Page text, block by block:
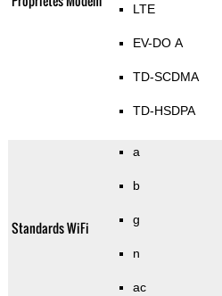
LTE
EV-DO A
TD-SCDMA
TD-HSDPA
Standards WiFi
a
b
g
n
ac